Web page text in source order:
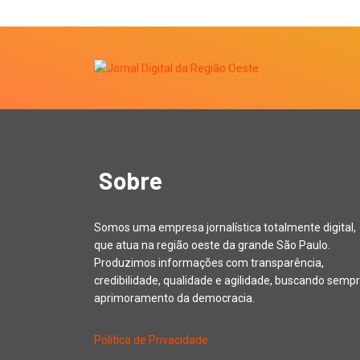
Sobre
Somos uma empresa jornalística totalmente digital,
que atua na região oeste da grande São Paulo.
Produzimos informações com transparência,
credibilidade, qualidade e agilidade, buscando
aprimoramento da democracia.
Política de Privacidade